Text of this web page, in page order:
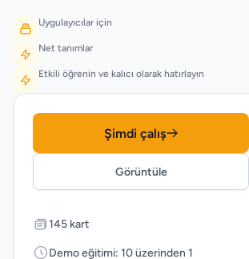
Uygulayıcılar için
Net tanımlar
Etkili öğrenin ve kalıcı olarak hatırlayın
Şimdi çalış
Görüntüle
145 kart
Demo eğitimi: 10 üzerinden 1